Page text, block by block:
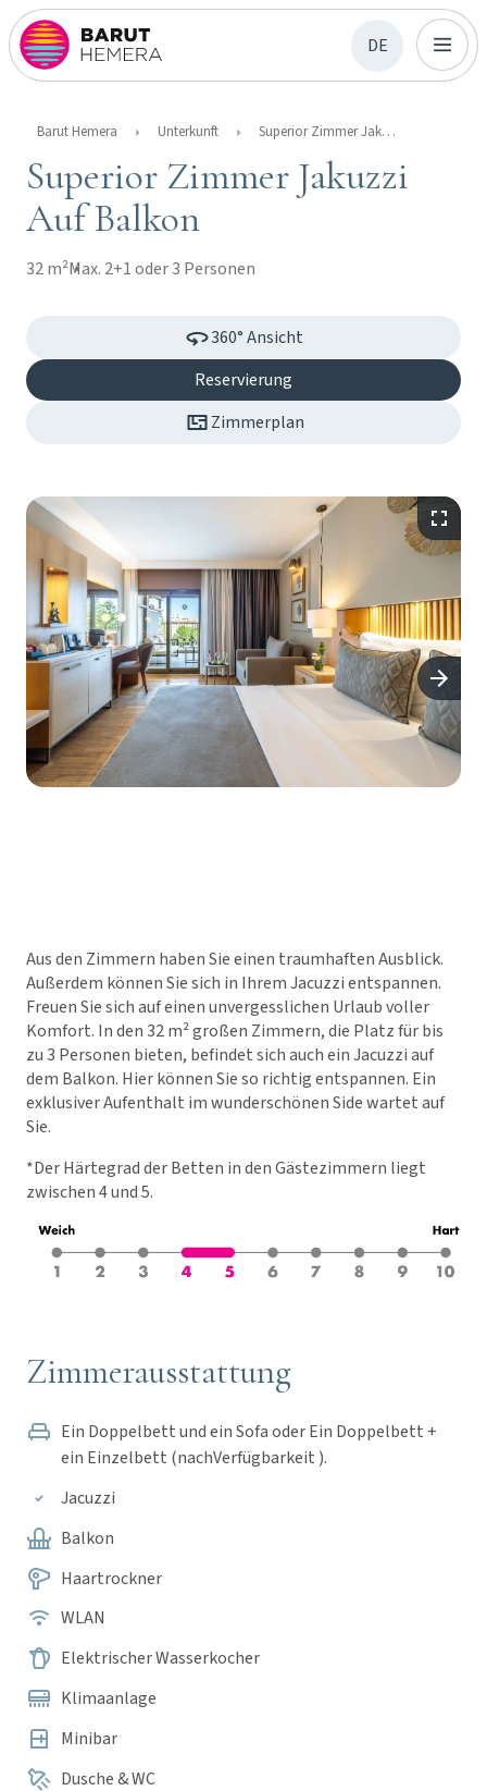
DE
Barut Hemera Unterkunft Superior Zimmer Jakuzzi Auf Balkon
Superior Zimmer Jakuzzi
Auf Balkon
32 m²Max. 2+1 oder 3 Personen
360° Ansicht
Reservierung
Zimmerplan
Aus den Zimmern haben Sie einen traumhaften Ausblick.
Außerdem können Sie sich in Ihrem Jacuzzi entspannen.
Freuen Sie sich auf einen unvergesslichen Urlaub voller
Komfort. In den 32 m² großen Zimmern, die Platz für bis
zu 3 Personen bieten, befindet sich auch ein Jacuzzi auf
dem Balkon. Hier können Sie so richtig entspannen. Ein
exklusiver Aufenthalt im wunderschönen Side wartet auf
Sie.
*Der Härtegrad der Betten in den Gästezimmern liegt
zwischen 4 und 5.
Zimmerausstattung
Ein Doppelbett und ein Sofa oder Ein Doppelbett +
ein Einzelbett (nachVerfügbarkeit ).
Jacuzzi
Balkon
Haartrockner
WLAN
Elektrischer Wasserkocher
Klimaanlage
Minibar
Dusche & WC